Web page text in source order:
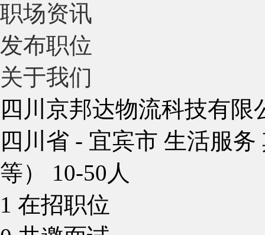
职场资讯
发布职位
关于我们
四川京邦达物流科技有限
四川省 - 宜宾市 生活服务
等）
10-50人
1 在招职位